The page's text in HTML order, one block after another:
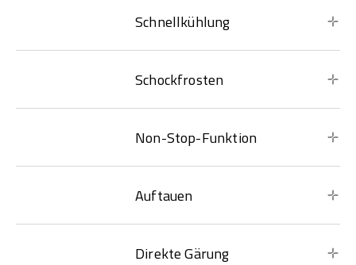
Schnellkühlung
Schockfrosten
Non-Stop-Funktion
Auftauen
Direkte Gärung